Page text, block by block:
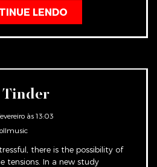
LENDO
Tinder
às 13:03
there is the possibility of
tensions. In a new study